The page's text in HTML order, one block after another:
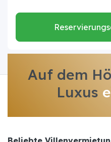
Auf dem
Luxus